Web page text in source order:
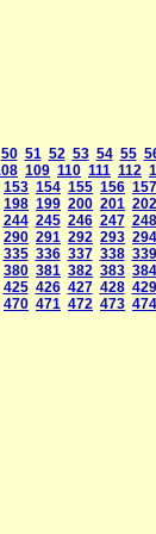
50 51 52 53 54 55
109 110 111 112
153 154 155 156 157
198 199 200 201 202
244 245 246 247 248
290 291 292 293 294
335 336 337 338 339
380 381 382 383 384
425 426 427 428 429
470 471 472 473 474